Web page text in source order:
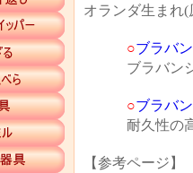
オランダ生まれ
○ブラバ
ブラバンシア
○ブラバ
耐久性の高い
【参考ページ